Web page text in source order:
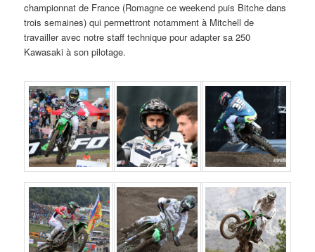
championnat de France (Romagne ce weekend puis Bitche dans
trois semaines) qui permettront notamment à Mitchell de
travailler avec notre staff technique pour adapter sa 250
Kawasaki à son pilotage.